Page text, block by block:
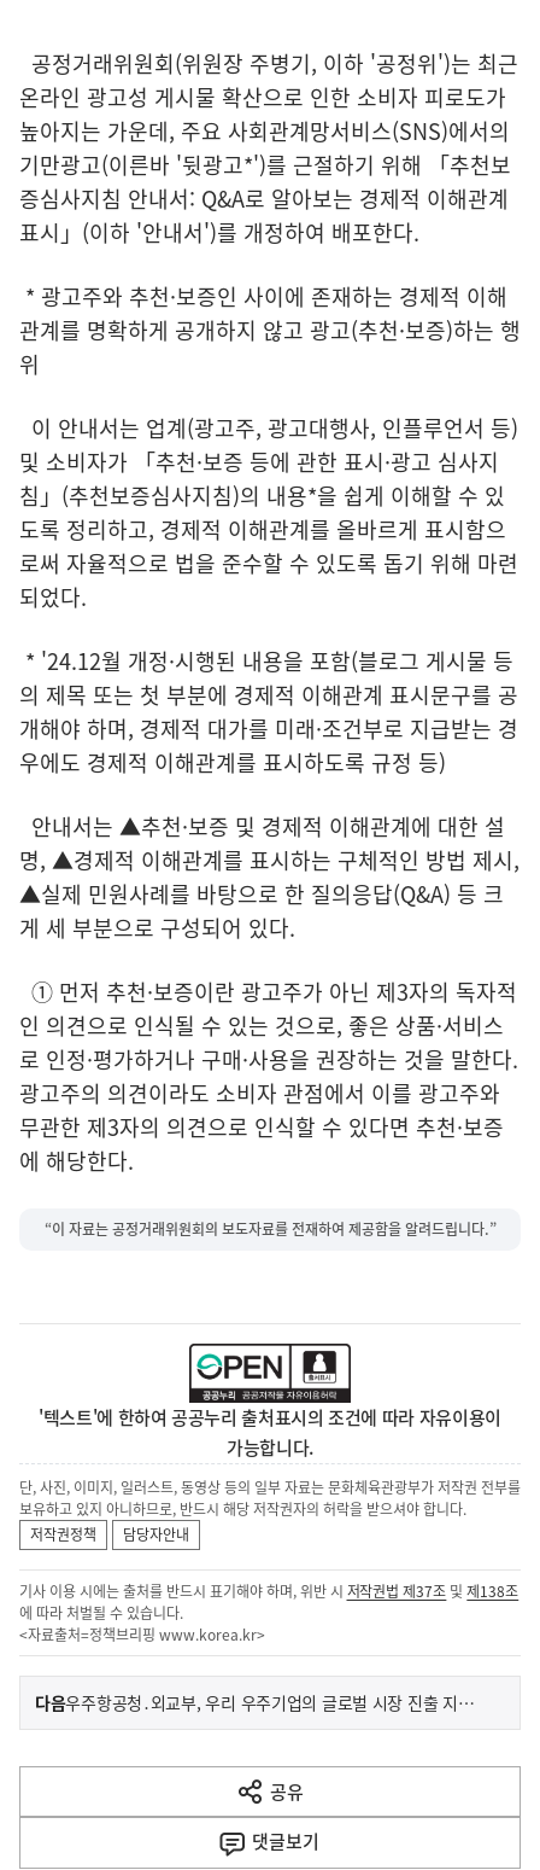
공정거래위원회(위원장 주병기, 이하 '공정위')는 최근
온라인 광고성 게시물 확산으로 인한 소비자 피로도가
높아지는 가운데, 주요 사회관계망서비스(SNS)에서의
기만광고(이른바 '뒷광고*')를 근절하기 위해 「추천보
증심사지침 안내서: Q&A로 알아보는 경제적 이해관계
표시」(이하 '안내서')를 개정하여 배포한다.
* 광고주와 추천·보증인 사이에 존재하는 경제적 이해
관계를 명확하게 공개하지 않고 광고(추천·보증)하는 행
위
이 안내서는 업계(광고주, 광고대행사, 인플루언서 등)
및 소비자가 「추천·보증 등에 관한 표시·광고 심사지
침」(추천보증심사지침)의 내용*을 쉽게 이해할 수 있
도록 정리하고, 경제적 이해관계를 올바르게 표시함으
로써 자율적으로 법을 준수할 수 있도록 돕기 위해 마련
되었다.
* '24.12월 개정·시행된 내용을 포함(블로그 게시물 등
의 제목 또는 첫 부분에 경제적 이해관계 표시문구를 공
개해야 하며, 경제적 대가를 미래·조건부로 지급받는 경
우에도 경제적 이해관계를 표시하도록 규정 등)
안내서는 ▲추천·보증 및 경제적 이해관계에 대한 설
명, ▲경제적 이해관계를 표시하는 구체적인 방법 제시,
▲실제 민원사례를 바탕으로 한 질의응답(Q&A) 등 크
게 세 부분으로 구성되어 있다.
① 먼저 추천·보증이란 광고주가 아닌 제3자의 독자적
인 의견으로 인식될 수 있는 것으로, 좋은 상품·서비스
로 인정·평가하거나 구매·사용을 권장하는 것을 말한다.
광고주의 의견이라도 소비자 관점에서 이를 광고주와
무관한 제3자의 의견으로 인식할 수 있다면 추천·보증
에 해당한다.
“이 자료는 공정거래위원회의 보도자료를 전재하여 제공함을 알려드립니다.”
'텍스트'에 한하여 공공누리 출처표시의 조건에 따라 자유이용이
가능합니다.
단, 사진, 이미지, 일러스트, 동영상 등의 일부 자료는 문화체육관광부가 저작권 전부를
보유하고 있지 아니하므로, 반드시 해당 저작권자의 허락을 받으셔야 합니다.
저작권정책
담당자안내
기사 이용 시에는 출처를 반드시 표기해야 하며, 위반 시 저작권법 제37조 및제138조
에 따라 처벌될 수 있습니다.
<자료출처=정책브리핑 www.korea.kr>
이
전
다
음
다음기
사
우주항공청․외교부, 우리 우주기업의 글로벌 시장 진출 지원 선봉에 나선다
공유
열
기
댓글보기